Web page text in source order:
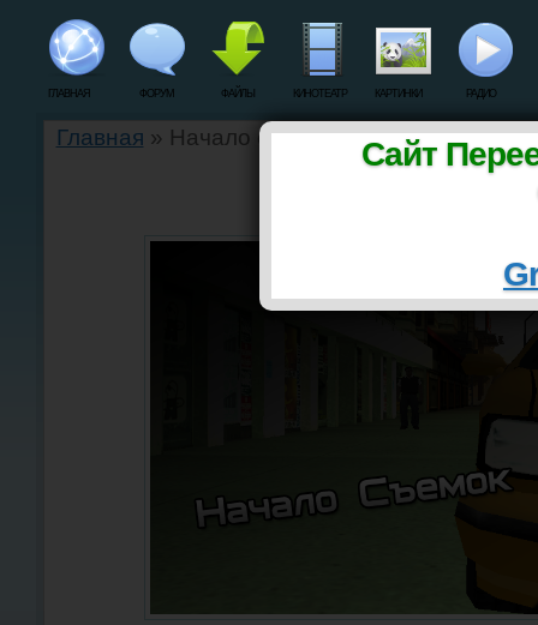
ГЛАВНАЯ ФОРУМ ФАЙЛЫ КИНОТЕАТР КАРТИНКИ РАДИО
Сайт
Главная » Начало съемок Knockout 2